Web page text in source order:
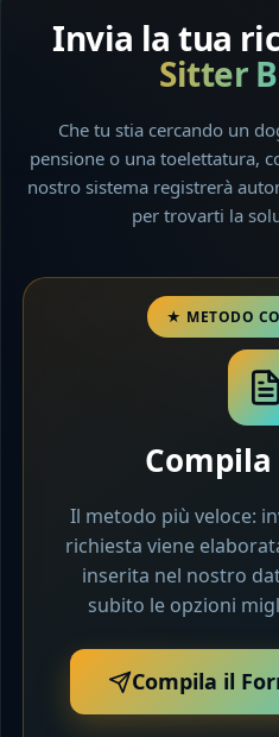
Invia la tua
Sitter
Che tu stia cercando un
pensione o una toelettatura,
nostro sistema registrerà
per trovarti la
Il metodo più veloce:
richiesta viene
inserita nel nostro
subito le opzioni
Compila il